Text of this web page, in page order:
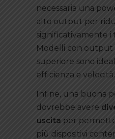
necessaria una
alto output per
significativamente i
Modelli con output
superiore sono
efficienza e velocità.
Infine, una buona
dovrebbe avere
uscita per
più dispositivi